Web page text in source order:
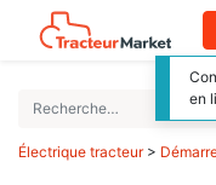
Électrique tracteur>
en